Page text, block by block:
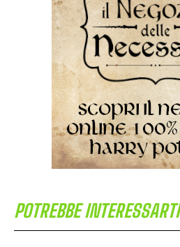
POTREBBE INTERESSARTI